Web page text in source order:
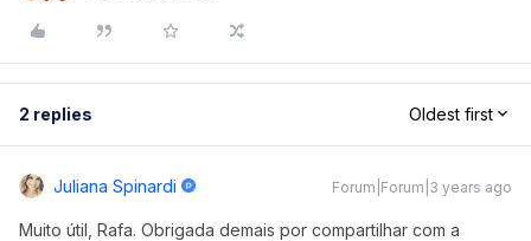
2 replies Oldest first
Juliana Spinardi Forum|Forum|3 years ago
Muito útil, Rafa. Obrigada demais por compartilhar com a